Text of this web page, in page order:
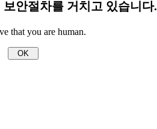
안절차를 거치고 있습니다.
that you are human.